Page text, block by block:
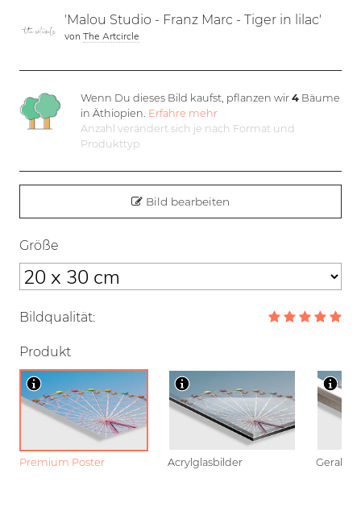
'Malou Studio - Franz Marc - Tiger in lilac'
von The Artcircle
Wenn Du dieses Bild kaufst, pflanzen wir4 Bäume
in Äthiopien. Erfahre mehr
Anzahl verändert sich je nach Format und
Produkttyp
Bild bearbeiten
Größe
Bildqualität:
Produkt
Premium Poster Acrylglasbilder